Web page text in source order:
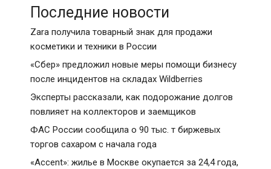
Последние новости
Zara получила товарный знак для продажи
косметики и техники в России
«Сбер» предложил новые меры помощи бизнесу
после инцидентов на складах Wildberries
Эксперты рассказали, как подорожание долгов
повлияет на коллекторов и заемщиков
ФАС России сообщила о 90 тыс. т биржевых
торгов сахаром с начала года
«Accent»: жилье в Москве окупается за 24,4 года,